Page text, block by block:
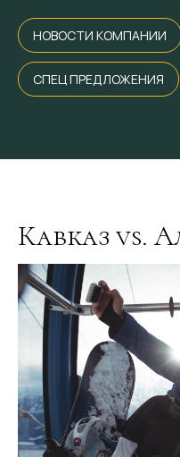
НОВОСТИ КОМПАНИИ
СПЕЦ ПРЕДЛОЖЕНИЯ
Кавказ vs.